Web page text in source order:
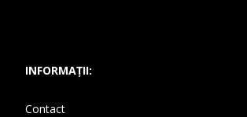
INFORMAȚII:
Contact